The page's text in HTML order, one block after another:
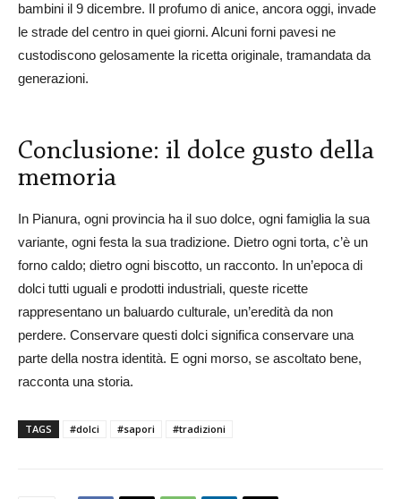
bambini il 9 dicembre. Il profumo di anice, ancora oggi, invade
le strade del centro in quei giorni. Alcuni forni pavesi ne
custodiscono gelosamente la ricetta originale, tramandata da
generazioni.
Conclusione: il dolce gusto della
memoria
In Pianura, ogni provincia ha il suo dolce, ogni famiglia la sua
variante, ogni festa la sua tradizione. Dietro ogni torta, c’è un
forno caldo; dietro ogni biscotto, un racconto. In un’epoca di
dolci tutti uguali e prodotti industriali, queste ricette
rappresentano un baluardo culturale, un’eredità da non
perdere. Conservare questi dolci significa conservare una
parte della nostra identità. E ogni morso, se ascoltato bene,
racconta una storia.
TAGS #dolci #sapori #tradizioni